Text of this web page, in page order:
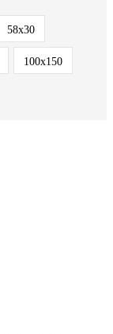
58х30
100х150